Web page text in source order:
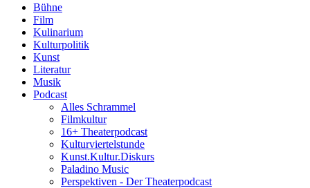
Bühne
Film
Kulinarium
Kulturpolitik
Kunst
Literatur
Musik
Podcast
Alles Schrammel
Filmkultur
16+ Theaterpodcast
Kulturviertelstunde
Kunst.Kultur.Diskurs
Paladino Music
Perspektiven - Der Theaterpodcast